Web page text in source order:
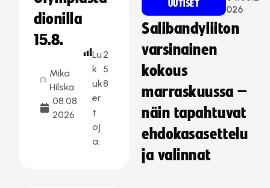
dionilla
15.8.
Mika
Hilska
08.08.
2026
Lu
k
uk
er
t
oj
a:
2
5
8
UUTISET
026
Salibandyliiton
varsinainen
kokous
marraskuussa –
näin tapahtuvat
ehdokasasettelu
ja valinnat